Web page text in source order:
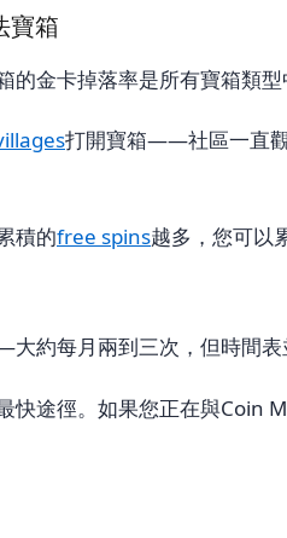
寶箱
的金卡掉落率是所有寶箱類
打開寶箱——社區一直觀
積的free spins越多，您可以
約每月兩到三次，但時間表
快途徑。如果您正在與Coin